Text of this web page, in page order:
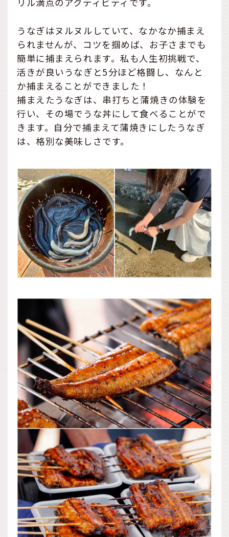
うなぎはヌルヌルしていて、なかなか捕まえ
られませんが、コツを掴めば、お子さまでも
簡単に捕まえられます。私も人生初挑戦で、
活きが良いうなぎと5分ほど格闘し、なんと
か捕まえることができました！
捕まえたうなぎは、串打ちと蒲焼きの体験を
行い、その場でうな丼にして食べることがで
きます。自分で捕まえて蒲焼きにしたうなぎ
は、格別な美味しさです。